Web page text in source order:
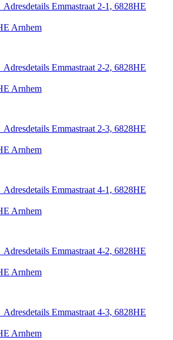
Adresdetails Emmastraat 2-1, 6828HE
Arnhem
Adresdetails Emmastraat 2-2, 6828HE
Arnhem
Adresdetails Emmastraat 2-3, 6828HE
Arnhem
Adresdetails Emmastraat 4-1, 6828HE
Arnhem
Adresdetails Emmastraat 4-2, 6828HE
Arnhem
Adresdetails Emmastraat 4-3, 6828HE
Arnhem